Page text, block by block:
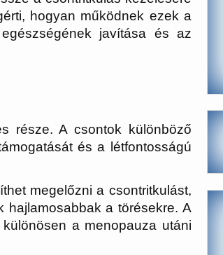
hogyan működnek ezek a
javítása és az
része. A csontok különböző
és a létfontosságú
megelőzni a csontritkulást,
hajlamosabbak a törésekre. A
a menopauza utáni